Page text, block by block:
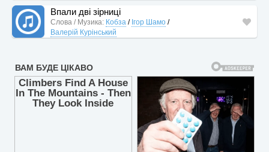
Впали дві зірниці
Слова / Музика: Кобза / Ігор Шамо /
Валерій Курінський